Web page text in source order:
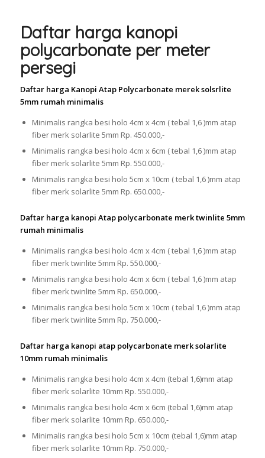
Daftar harga kanopi
polycarbonate per meter
persegi
Daftar harga Kanopi Atap Polycarbonate merek solsrlite
5mm rumah minimalis
Minimalis rangka besi holo 4cm x 4cm ( tebal 1,6 )mm atap
fiber merk solarlite 5mm Rp. 450.000,-
Minimalis rangka besi holo 4cm x 6cm ( tebal 1,6 )mm atap
fiber merk solarlite 5mm Rp. 550.000,-
Minimalis rangka besi holo 5cm x 10cm ( tebal 1,6 )mm atap
fiber merk solarlite 5mm Rp. 650.000,-
Daftar harga kanopi Atap polycarbonate merk twinlite 5mm
rumah minimalis
Minimalis rangka besi holo 4cm x 4cm ( tebal 1,6 )mm atap
fiber merk twinlite 5mm Rp. 550.000,-
Minimalis rangka besi holo 4cm x 6cm ( tebal 1,6 )mm atap
fiber merk twinlite 5mm Rp. 650.000,-
Minimalis rangka besi holo 5cm x 10cm ( tebal 1,6 )mm atap
fiber merk twinlite 5mm Rp. 750.000,-
Daftar harga kanopi atap polycarbonate merk solarlite
10mm rumah minimalis
Minimalis rangka besi holo 4cm x 4cm (tebal 1,6)mm atap
fiber merk solarlite 10mm Rp. 550.000,-
Minimalis rangka besi holo 4cm x 6cm (tebal 1,6)mm atap
fiber merk solarlite 10mm Rp. 650.000,-
Minimalis rangka besi holo 5cm x 10cm (tebal 1,6)mm atap
fiber merk solarlite 10mm Rp. 750.000,-